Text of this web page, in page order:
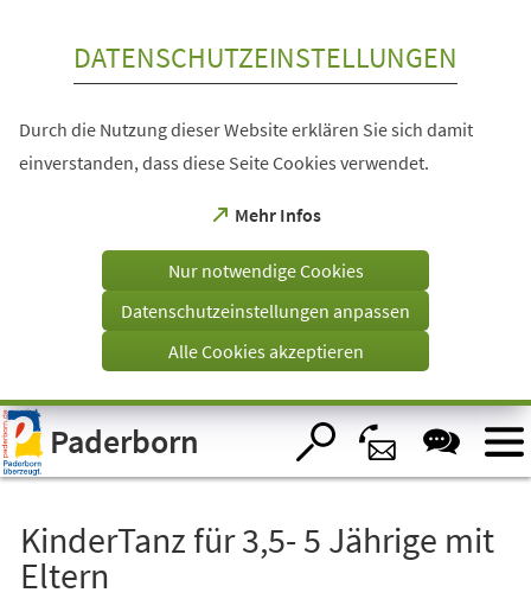
Visuelle
Assistenzsoftware
öffnen.
DATENSCHUTZEINSTELLUNGEN
Durch die Nutzung dieser Website erklären Sie sich damit
einverstanden, dass diese Seite Cookies verwendet.
Mehr Infos
(Öffnet
einem
Tab)
Nur notwendige Cookies
Datenschutzeinstellungen anpassen
Alle Cookies akzeptieren
Paderborn
KinderTanz für 3,5- 5 Jährige mit
Eltern